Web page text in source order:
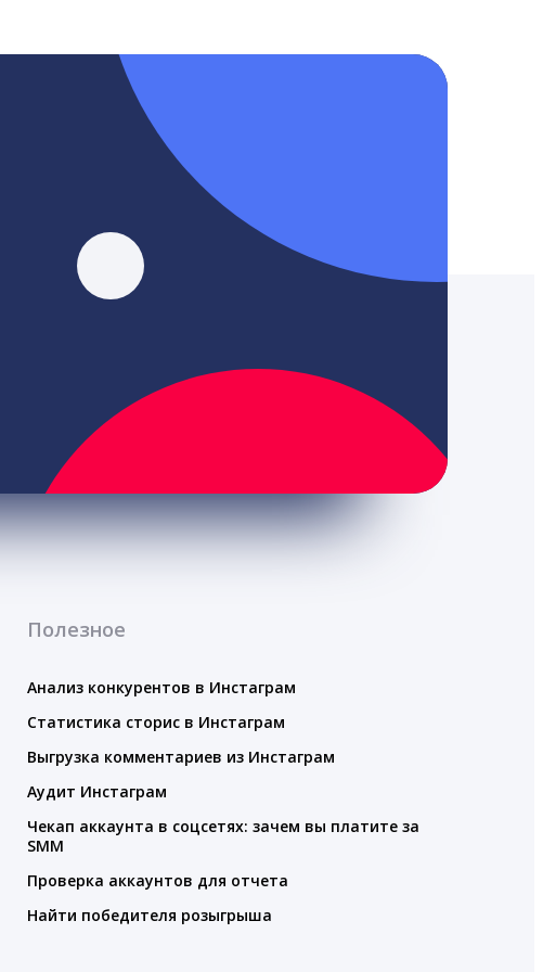
Полезное
Анализ конкурентов в Инстаграм
Статистика сторис в Инстаграм
Выгрузка комментариев из Инстаграм
Аудит Инстаграм
Чекап аккаунта в соцсетях: зачем вы платите за
SMM
Проверка аккаунтов для отчета
Найти победителя розыгрыша